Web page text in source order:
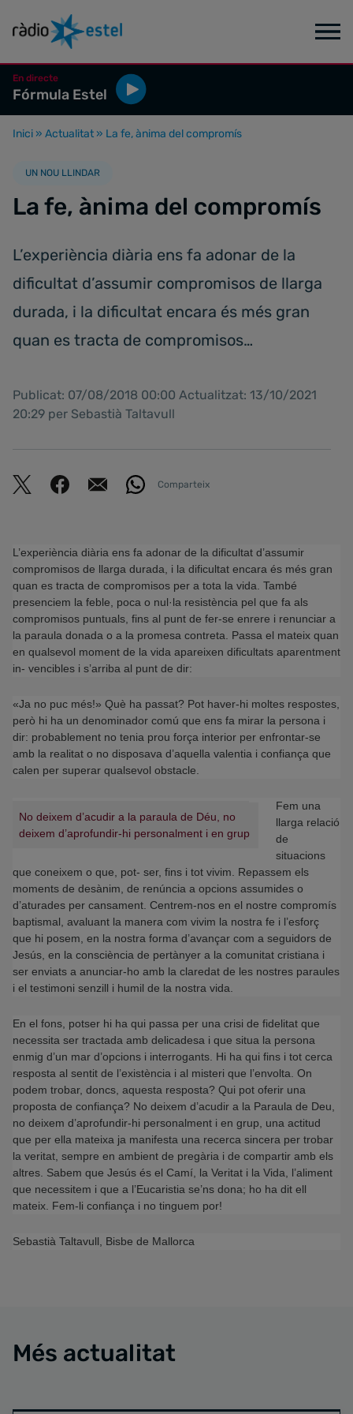
En directe
Fórmula Estel
Inici » Actualitat » La fe, ànima del compromís
UN NOU LLINDAR
La fe, ànima del compromís
L’experiència diària ens fa adonar de la
dificultat d’assumir compromisos de llarga
durada, i la dificultat encara és més gran
quan es tracta de compromisos…
Publicat: 07/08/2018 00:00 Actualitzat: 13/10/2021
20:29 per Sebastià Taltavull
Comparteix
L’experiència diària ens fa adonar de la dificultat d’assumir
compromisos de llarga durada, i la dificultat encara és més gran
quan es tracta de compromisos per a tota la vida. També
presenciem la feble, poca o nul·la resistència pel que fa als
compromisos puntuals, fins al punt de fer-se enrere i renunciar a
la paraula donada o a la promesa contreta. Passa el mateix quan
en qualsevol moment de la vida apareixen dificultats aparentment
in- vencibles i s’arriba al punt de dir:
«Ja no puc més!» Què ha passat? Pot haver-hi moltes respostes,
però hi ha un denominador comú que ens fa mirar la persona i
dir: probablement no tenia prou força interior per enfrontar-se
amb la realitat o no disposava d’aquella valentia i confiança que
calen per superar qualsevol obstacle.
No deixem d’acudir a la paraula de Déu, no
deixem d’aprofundir-hi personalment i en grup
Fem una
llarga relació
de
situacions
que coneixem o que, pot- ser, fins i tot vivim. Repassem els
moments de desànim, de renúncia a opcions assumides o
d’aturades per cansament. Centrem-nos en el nostre compromís
baptismal, avaluant la manera com vivim la nostra fe i l’esforç
que hi posem, en la nostra forma d’avançar com a seguidors de
Jesús, en la consciència de pertànyer a la comunitat cristiana i
ser enviats a anunciar-ho amb la claredat de les nostres paraules
i el testimoni senzill i humil de la nostra vida.
En el fons, potser hi ha qui passa per una crisi de fidelitat que
necessita ser tractada amb delicadesa i que situa la persona
enmig d’un mar d’opcions i interrogants. Hi ha qui fins i tot cerca
resposta al sentit de l’existència i al misteri que l’envolta. On
podem trobar, doncs, aquesta resposta? Qui pot oferir una
proposta de confiança? No deixem d’acudir a la Paraula de Deu,
no deixem d’aprofundir-hi personalment i en grup, una actitud
que per ella mateixa ja manifesta una recerca sincera per trobar
la veritat, sempre en ambient de pregària i de compartir amb els
altres. Sabem que Jesús és el Camí, la Veritat i la Vida, l’aliment
que necessitem i que a l’Eucaristia se’ns dona; ho ha dit ell
mateix. Fem-li confiança i no tinguem por!
Sebastià Taltavull, Bisbe de Mallorca
Més actualitat